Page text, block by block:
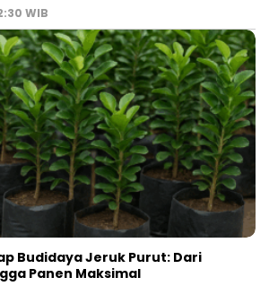
WIB
Budidaya Jeruk Purut: Dari
Panen Maksimal